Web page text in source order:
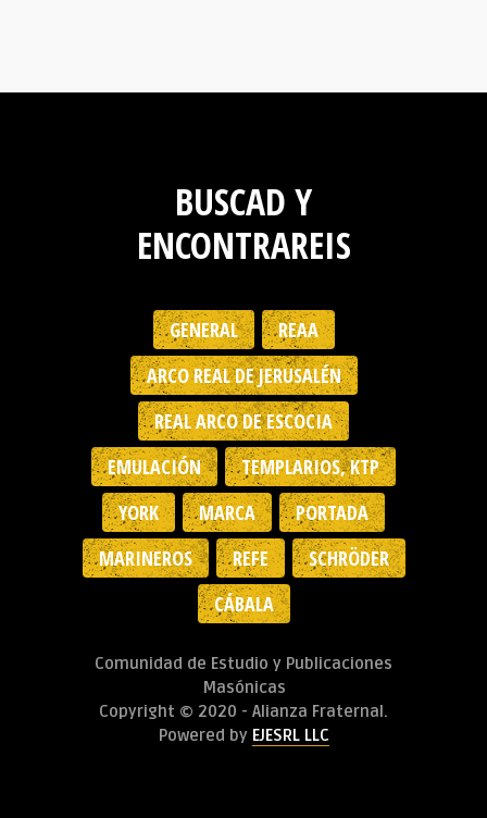
BUSCAD Y
ENCONTRAREIS
GENERAL
REAA
ARCO REAL DE JERUSALÉN
REAL ARCO DE ESCOCIA
EMULACIÓN
TEMPLARIOS, KTP
YORK
MARCA
PORTADA
MARINEROS
REFE
SCHRÖDER
CÁBALA
Comunidad de Estudio y Publicaciones
Masónicas
Copyright © 2020 - Alianza Fraternal.
Powered by EJESRL LLC